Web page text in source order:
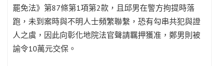
罷免法》第87條第1項第2款，且邱男在警方拘提時落
跑，未到案時與不明人士頻繁聯繫，恐有勾串共犯與證
人之虞，因此向彰化地院法官聲請羈押獲准，鄭男則被
諭令10萬元交保。